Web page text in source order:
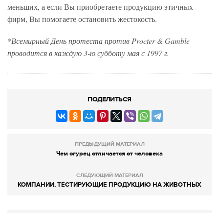
меньших, а если Вы приобретаете продукцию этичных
фирм, Вы помогаете остановить жестокость.
*Всемирный День протеста против Procter & Gamble
проводится в каждую 3-ю субботу мая с 1997 г.
ПОДЕЛИТЬСЯ
ПРЕДЫДУЩИЙ МАТЕРИАЛ
Чем огурец отличается от человека
СЛЕДУЮЩИЙ МАТЕРИАЛ
КОМПАНИИ, ТЕСТИРУЮЩИЕ ПРОДУКЦИЮ НА ЖИВОТНЫХ